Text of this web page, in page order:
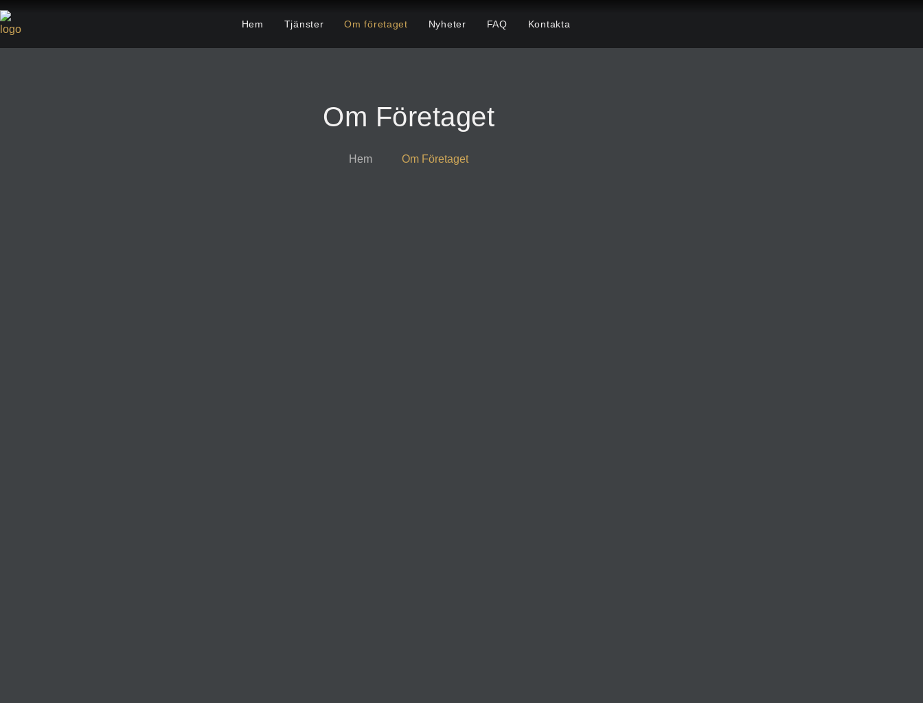
Hem Tjänster Om företaget Nyheter FAQ Kontakta
Om Företaget
Hem Om Företaget